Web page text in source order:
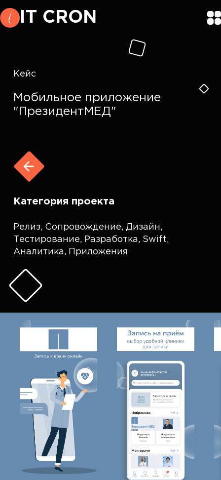
IT CRON
Кейс
Мобильное приложение
"ПрезидентМЕД"
Категория проекта
Релиз, Сопровождение, Дизайн,
Тестирование, Разработка, Swift,
Аналитика, Приложения